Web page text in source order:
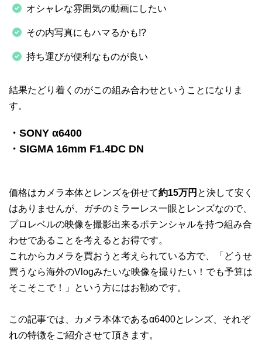
オシャレな雰囲気の動画にしたい
その内写真にもハマるかも!?
持ち運びが便利なものが良い
結果たどり着くのがこの組み合わせということになりま
す。
・SONY α6400
・SIGMA 16mm F1.4DC DN
価格はカメラ本体とレンズを併せて約15万円 と決して安く
はありませんが、ガチのミラーレス一眼とレンズなので、
プロレベルの映像を撮影出来るポテンシャルを持つ組み合
わせであることを考えるとお得です。
これからカメラを買おうと考えられている方で、「どうせ
買うなら海外のVlogみたいな映像を撮りたい！でも予算は
そこそこで！」という方にはお勧めです。
この記事では、カメラ本体であるα6400とレンズ、それぞ
れの特徴をご紹介させて頂きます。